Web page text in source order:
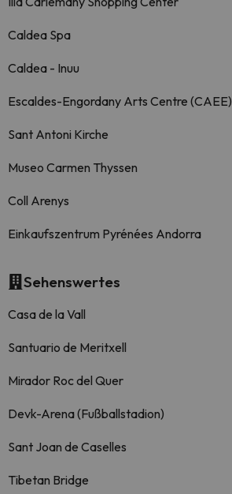
Caldea Spa
Caldea - Inuu
Escaldes-Engordany Arts Centre (CAEE)
Sant Antoni Kirche
Museo Carmen Thyssen
Coll Arenys
Einkaufszentrum Pyrénées Andorra
Sehenswertes
Casa de la Vall
Santuario de Meritxell
Mirador Roc del Quer
Devk-Arena (Fußballstadion)
Sant Joan de Caselles
Tibetan Bridge